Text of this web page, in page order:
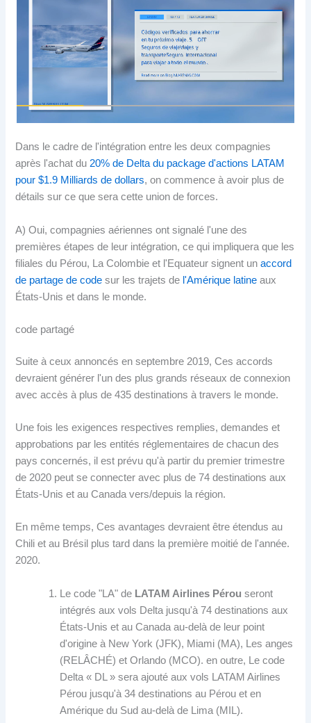
Dans le cadre de l'intégration entre les deux compagnies
après l'achat du 20% de Delta du package d'actions LATAM
pour $1.9 Milliards de dollars, on commence à avoir plus de
détails sur ce que sera cette union de forces.
A) Oui, compagnies aériennes ont signalé l'une des
premières étapes de leur intégration, ce qui impliquera que les
filiales du Pérou, La Colombie et l'Equateur signent unaccord
de partage de code sur les trajets de l'Amérique latine aux
États-Unis et dans le monde.
code partagé
Suite à ceux annoncés en septembre 2019, Ces accords
devraient générer l'un des plus grands réseaux de connexion
avec accès à plus de 435 destinations à travers le monde.
Une fois les exigences respectives remplies, demandes et
approbations par les entités réglementaires de chacun des
pays concernés, il est prévu qu'à partir du premier trimestre
de 2020 peut se connecter avec plus de 74 destinations aux
États-Unis et au Canada vers/depuis la région.
En même temps, Ces avantages devraient être étendus au
Chili et au Brésil plus tard dans la première moitié de l'année.
2020.
Le code "LA" de LATAM Airlines Pérou seront
intégrés aux vols Delta jusqu'à 74 destinations aux
États-Unis et au Canada au-delà de leur point
d'origine à New York (JFK), Miami (MA), Les anges
(RELÂCHÉ) et Orlando (MCO). en outre, Le code
Delta « DL » sera ajouté aux vols LATAM Airlines
Pérou jusqu'à 34 destinations au Pérou et en
Amérique du Sud au-delà de Lima (MIL).